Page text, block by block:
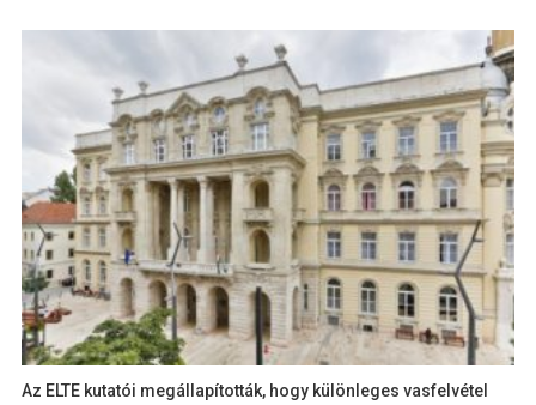
Az ELTE kutatói megállapították, hogy különleges vasfelvétel